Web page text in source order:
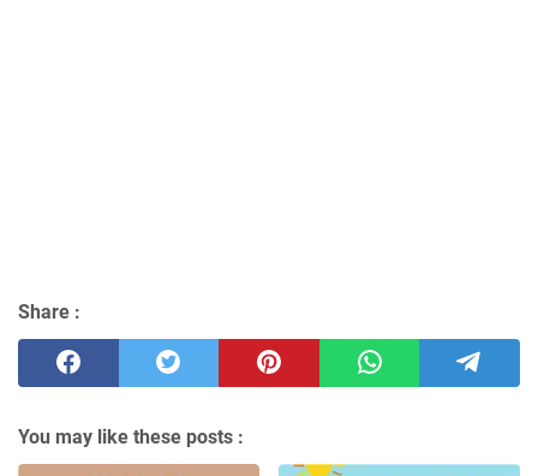
Share :
You may like these posts :